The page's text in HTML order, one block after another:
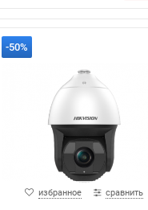
-50%
избранное сравнить